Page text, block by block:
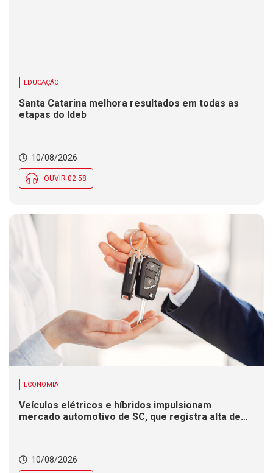
EDUCAÇÃO
Santa Catarina melhora resultados em todas as
etapas do Ideb
10/08/2026
OUVIR 02:58
ECONOMIA
Veículos elétricos e híbridos impulsionam
mercado automotivo de SC, que registra alta de
10/08/2026